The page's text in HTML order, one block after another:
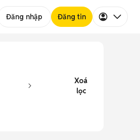
Đăng nhập Đăng tin
Xoá
lọc